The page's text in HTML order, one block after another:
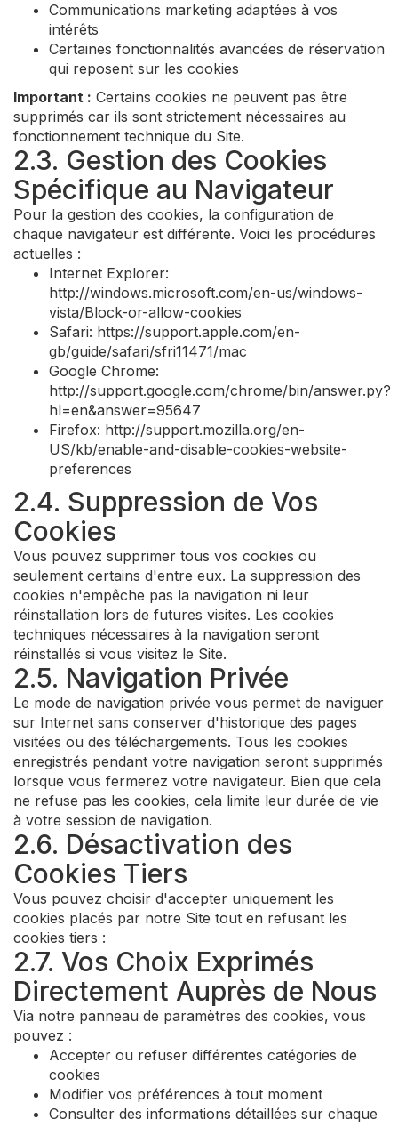
Communications marketing adaptées à vos
intérêts
Certaines fonctionnalités avancées de réservation
qui reposent sur les cookies
Important : Certains cookies ne peuvent pas être
supprimés car ils sont strictement nécessaires au
fonctionnement technique du Site.
2.3. Gestion des Cookies
Spécifique au Navigateur
Pour la gestion des cookies, la configuration de
chaque navigateur est différente. Voici les procédures
actuelles :
Internet Explorer:
http://windows.microsoft.com/en-us/windows-
vista/Block-or-allow-cookies
Safari: https://support.apple.com/en-
gb/guide/safari/sfri11471/mac
Google Chrome:
http://support.google.com/chrome/bin/answer.py?
hl=en&answer=95647
Firefox: http://support.mozilla.org/en-
US/kb/enable-and-disable-cookies-website-
preferences
2.4. Suppression de Vos
Cookies
Vous pouvez supprimer tous vos cookies ou
seulement certains d'entre eux. La suppression des
cookies n'empêche pas la navigation ni leur
réinstallation lors de futures visites. Les cookies
techniques nécessaires à la navigation seront
réinstallés si vous visitez le Site.
2.5. Navigation Privée
Le mode de navigation privée vous permet de naviguer
sur Internet sans conserver d'historique des pages
visitées ou des téléchargements. Tous les cookies
enregistrés pendant votre navigation seront supprimés
lorsque vous fermerez votre navigateur. Bien que cela
ne refuse pas les cookies, cela limite leur durée de vie
à votre session de navigation.
2.6. Désactivation des
Cookies Tiers
Vous pouvez choisir d'accepter uniquement les
cookies placés par notre Site tout en refusant les
cookies tiers :
2.7. Vos Choix Exprimés
Directement Auprès de Nous
Via notre panneau de paramètres des cookies, vous
pouvez :
Accepter ou refuser différentes catégories de
cookies
Modifier vos préférences à tout moment
Consulter des informations détaillées sur chaque